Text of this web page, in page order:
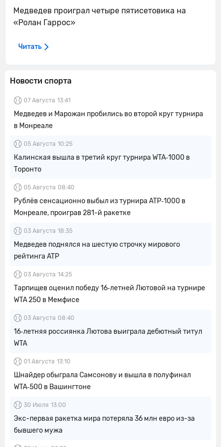
Новости спорта
07 Августа 13:41
Медведев и Марожан пробились во второй круг турнира
в Монреале
05 Августа 10:25
Калинская вышла в третий круг турнира WTA‑1000 в
Торонто
05 Августа 08:40
Рублёв сенсационно выбыл из турнира ATP‑1000 в
Монреале, проиграв 281-й ракетке
03 Августа 18:35
Медведев поднялся на шестую строчку мирового
рейтинга ATP
03 Августа 14:25
Тарпищев оценил победу 16‑летней Лютовой на турнире
WTA 250 в Мемфисе
03 Августа 08:40
16‑летняя россиянка Лютова выиграла дебютный титул
WTA
01 Августа 13:10
Шнайдер обыграла Самсонову и вышла в полуфинал
WTA‑500 в Вашингтоне
30 Июля 13:00
Экс-первая ракетка мира потеряла 36 млн евро из-за
бывшего мужа
Медведев проиграл четыре пятисетовика на
«Ролан Гаррос»
Читать